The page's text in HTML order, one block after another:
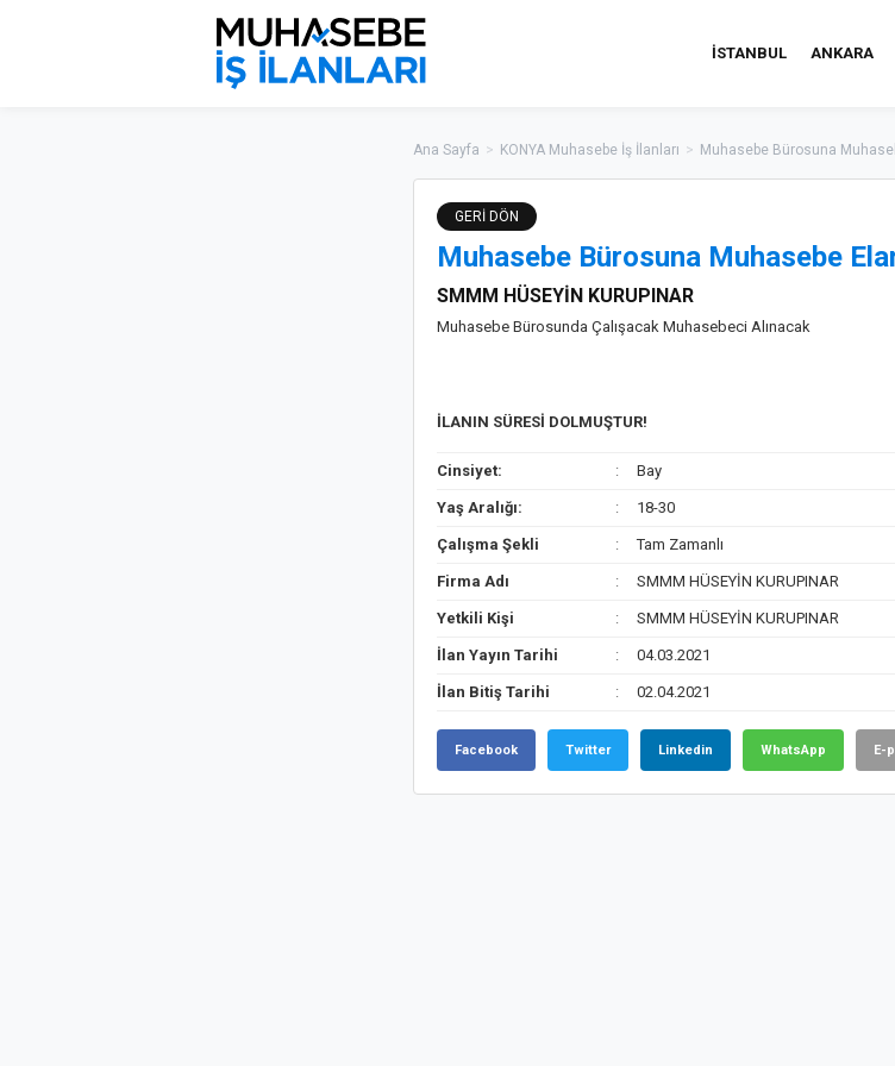
İSTANBUL ANKARA
Ana Sayfa > KONYA Muhasebe İş İlanları > Muhasebe Bürosuna
GERİ DÖN
Muhasebe Bürosuna Muhasebe
SMMM HÜSEYİN KURUPINAR
Muhasebe Bürosunda Çalışacak Muhasebeci Alınacak
İLANIN SÜRESİ DOLMUŞTUR!
Cinsiyet: Bay
Yaş Aralığı: 18-30
Çalışma Şekli Tam Zamanlı
Firma Adı SMMM HÜSEYİN KURUPINAR
Yetkili Kişi SMMM HÜSEYİN KURUPINAR
İlan Yayın Tarihi 04.03.2021
İlan Bitiş Tarihi 02.04.2021
Facebook Twitter Linkedin WhatsApp E-